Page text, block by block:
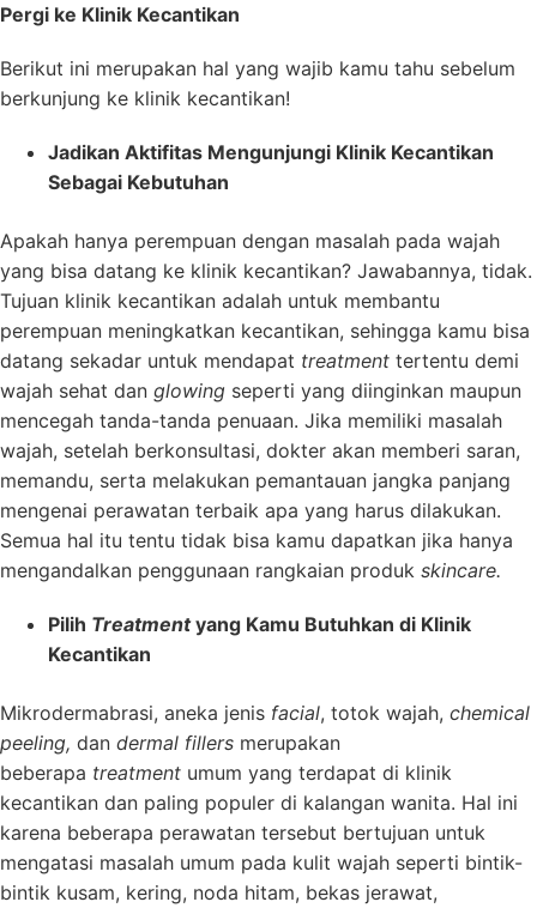
Pergi ke Klinik Kecantikan
Berikut ini merupakan hal yang wajib kamu tahu sebelum
berkunjung ke klinik kecantikan!
Jadikan Aktifitas Mengunjungi Klinik Kecantikan
Sebagai Kebutuhan
Apakah hanya perempuan dengan masalah pada wajah
yang bisa datang ke klinik kecantikan? Jawabannya, tidak.
Tujuan klinik kecantikan adalah untuk membantu
perempuan meningkatkan kecantikan, sehingga kamu bisa
datang sekadar untuk mendapat treatment tertentu demi
wajah sehat dan glowing seperti yang diinginkan maupun
mencegah tanda-tanda penuaan. Jika memiliki masalah
wajah, setelah berkonsultasi, dokter akan memberi saran,
memandu, serta melakukan pemantauan jangka panjang
mengenai perawatan terbaik apa yang harus dilakukan.
Semua hal itu tentu tidak bisa kamu dapatkan jika hanya
mengandalkan penggunaan rangkaian produk skincare.
Pilih Treatmentyang Kamu Butuhkan di Klinik
Kecantikan
Mikrodermabrasi, aneka jenis facial, totok wajah, chemical
peeling, dan dermal fillers merupakan
beberapa treatment umum yang terdapat di klinik
kecantikan dan paling populer di kalangan wanita. Hal ini
karena beberapa perawatan tersebut bertujuan untuk
mengatasi masalah umum pada kulit wajah seperti bintik-
bintik kusam, kering, noda hitam, bekas jerawat,